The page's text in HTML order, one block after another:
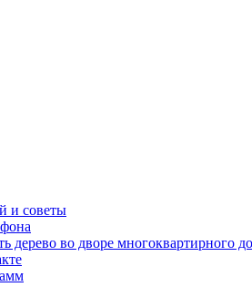
и советы
дерево во дворе многоквартирного